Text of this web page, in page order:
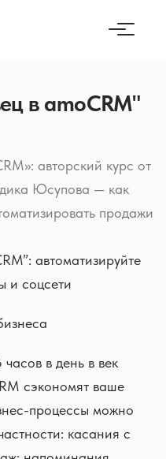
в amoCRM"
авторский курс от
Юсупова — как
продажи
автоматизируйте
и соцсети
в день в век
сэкономят ваше
процессы можно
касания с